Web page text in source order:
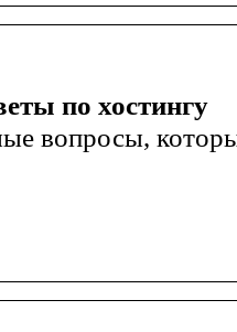
по хостингу
вопросы,